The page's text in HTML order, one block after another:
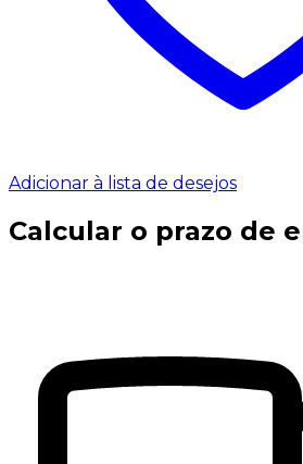
Adicionar à lista de desejos
Calcular o prazo de